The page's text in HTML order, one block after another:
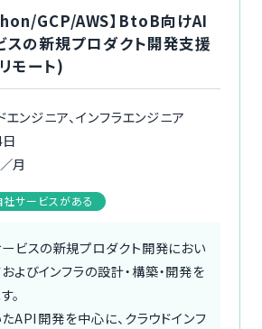
GCP/AWS】BtoB向けAI
スの新規プロダクト開発支援
モート)
エンジニア、インフラエンジニア
月
社サービスがある
ビスの新規プロダクト開発におい
およびインフラの設計・構築・開発を
。
開発を中心に、クラウドインフ